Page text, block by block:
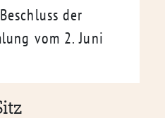
der
vom 2. Juni